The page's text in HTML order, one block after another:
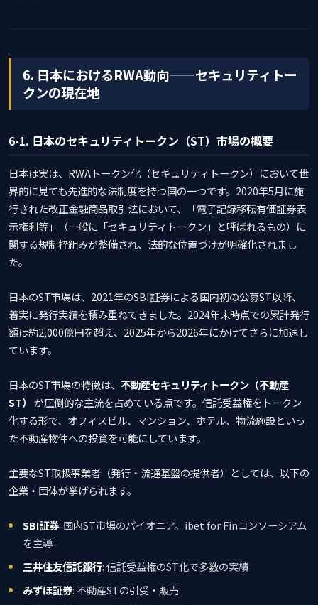
6. 日本におけるRWA動向——セキュリティトー
クンの現在地
6-1. 日本のセキュリティトークン（ST）市場の概要
日本は実は、RWAトークン化（セキュリティトークン）において世
界的に見ても先進的な法制度を持つ国の一つです。2020年5月に施
行された改正金融商品取引法において、「電子記録移転有価証券表
示権利等」（一般に「セキュリティトークン」と呼ばれるもの）に
関する規制枠組みが整備され、法的な位置づけが明確化されまし
た。
日本のST市場は、2021年のSBI証券による国内初の公募ST以降、
着実に発行実績を積み重ねてきました。2024年末時点での累計発行
額は約2,000億円を超え、2025年から2026年にかけてさらに加速し
ています。
日本のST市場の特徴は、 不動産セキュリティトークン（不動産
ST） が圧倒的な主流を占めている点です。信託受益権をトークン
化する形で、オフィスビル、マンション、ホテル、物流施設といっ
た不動産物件への投資を可能にしています。
主要なST取扱事業者（発行・流通基盤の提供者）としては、以下の
企業・団体が挙げられます。
SBI証券: 国内ST市場のパイオニア。ibet for Finコンソーシアム
を主導
三井住友信託銀行: 信託受益権のST化で多数の実績
みずほ証券: 不動産STの引受・販売